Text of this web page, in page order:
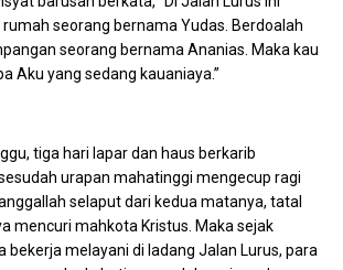
seorang bernama Yudas. Berdoalah
seorang bernama Ananias. Maka kau
Aku yang sedang kauaniaya.”
tiga hari lapar dan haus berkarib
urapan mahatinggi mengecup ragi
selaput dari kedua matanya, tatal
mencuri mahkota Kristus. Maka sejak
bekerja melayani di ladang Jalan Lurus, para